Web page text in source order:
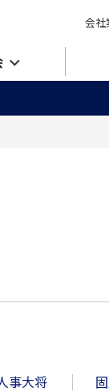
会社
事大将